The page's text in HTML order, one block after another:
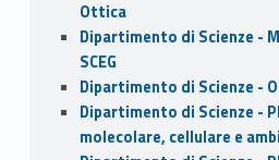
Ottica
Dipartimento di Scienze -
SCEG
Dipartimento di Scienze -
Dipartimento di Scienze -
molecolare, cellulare e